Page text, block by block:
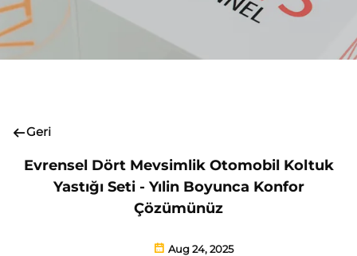
Geri
Evrensel Dört Mevsimlik Otomobil Koltuk
Yastığı Seti - Yılin Boyunca Konfor
Çözümünüz
Aug 24, 2025